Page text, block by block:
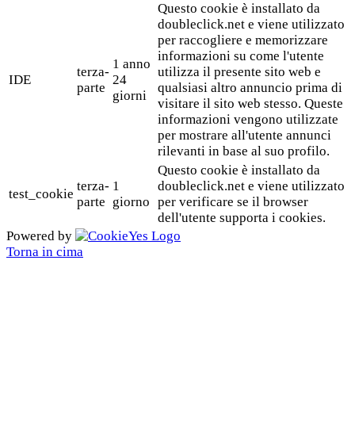
IDE
terza-
parte
1 anno
24
giorni
Questo cookie è installato da
doubleclick.net e viene utilizzato
per raccogliere e memorizzare
informazioni su come l'utente
utilizza il presente sito web e
qualsiasi altro annuncio prima di
visitare il sito web stesso. Queste
informazioni vengono utilizzate
per mostrare all'utente annunci
rilevanti in base al suo profilo.
test_cookie
terza-
parte
1
giorno
Questo cookie è installato da
doubleclick.net e viene utilizzato
per verificare se il browser
dell'utente supporta i cookies.
Powered by
Torna in cima